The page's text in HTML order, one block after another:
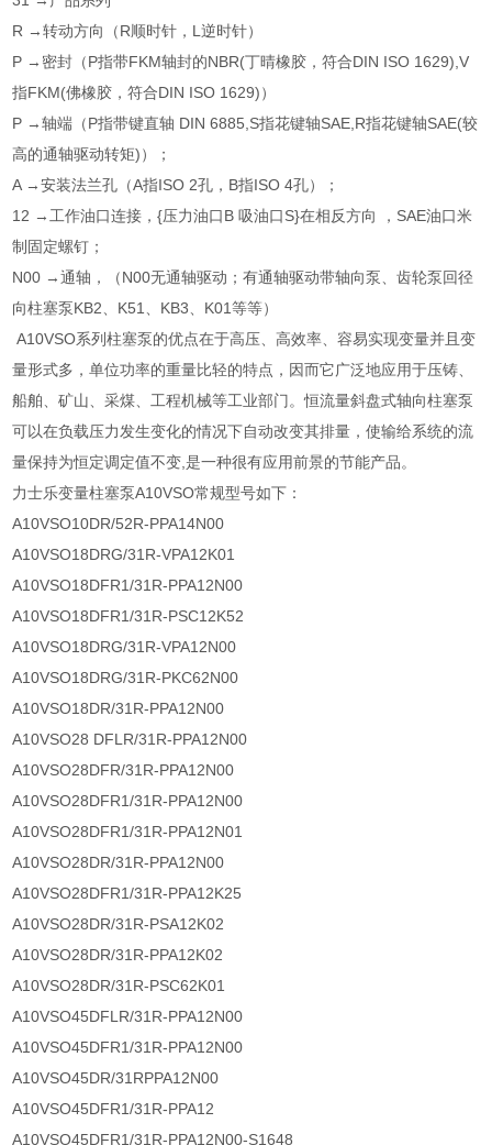
R →转动方向（R顺时针，L逆时针）
P →密封（P指带FKM轴封的NBR(丁晴橡胶，符合DIN ISO 1629),V
指FKM(佛橡胶，符合DIN ISO 1629)）
P →轴端（P指带键直轴 DIN 6885,S指花键轴SAE,R指花键轴SAE(较
高的通轴驱动转矩)）；
A →安装法兰孔（A指ISO 2孔，B指ISO 4孔）；
12 →工作油口连接，{压力油口B 吸油口S}在相反方向 ，SAE油口米
制固定螺钉；
N00 →通轴，（N00无通轴驱动；有通轴驱动带轴向泵、齿轮泵回径
向柱塞泵KB2、K51、KB3、K01等等）
A10VSO系列柱塞泵的优点在于高压、高效率、容易实现变量并且变
量形式多，单位功率的重量比轻的特点，因而它广泛地应用于压铸、
船舶、矿山、采煤、工程机械等工业部门。恒流量斜盘式轴向柱塞泵
可以在负载压力发生变化的情况下自动改变其排量，使输给系统的流
量保持为恒定调定值不变,是一种很有应用前景的节能产品。
力士乐变量柱塞泵A10VSO常规型号如下：
A10VSO10DR/52R-PPA14N00
A10VSO18DRG/31R-VPA12K01
A10VSO18DFR1/31R-PPA12N00
A10VSO18DFR1/31R-PSC12K52
A10VSO18DRG/31R-VPA12N00
A10VSO18DRG/31R-PKC62N00
A10VSO18DR/31R-PPA12N00
A10VSO28 DFLR/31R-PPA12N00
A10VSO28DFR/31R-PPA12N00
A10VSO28DFR1/31R-PPA12N00
A10VSO28DFR1/31R-PPA12N01
A10VSO28DR/31R-PPA12N00
A10VSO28DFR1/31R-PPA12K25
A10VSO28DR/31R-PSA12K02
A10VSO28DR/31R-PPA12K02
A10VSO28DR/31R-PSC62K01
A10VSO45DFLR/31R-PPA12N00
A10VSO45DFR1/31R-PPA12N00
A10VSO45DR/31RPPA12N00
A10VSO45DFR1/31R-PPA12
A10VSO45DFR1/31R-PPA12N00-S1648